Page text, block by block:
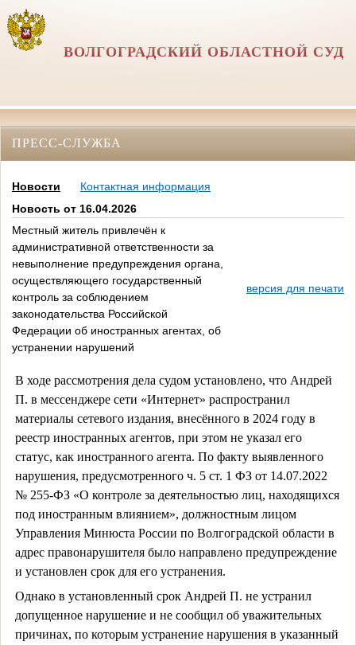
ВОЛГОГРАДСКИЙ ОБЛАСТНОЙ СУД
ПРЕСС-СЛУЖБА
Новости
Контактная информация
Новость от 16.04.2026
Местный житель привлечён к
административной ответственности за
невыполнение предупреждения органа,
осуществляющего государственный
контроль за соблюдением
законодательства Российской
Федерации об иностранных агентах, об
устранении нарушений
версия для печати
В ходе рассмотрения дела судом установлено, что Андрей
П. в мессенджере сети «Интернет» распространил
материалы сетевого издания, внесённого в 2024 году в
реестр иностранных агентов, при этом не указал его
статус, как иностранного агента. По факту выявленного
нарушения, предусмотренного ч. 5 ст. 1 ФЗ от 14.07.2022
№ 255-ФЗ «О контроле за деятельностью лиц, находящихся
под иностранным влиянием», должностным лицом
Управления Минюста России по Волгоградской области в
адрес правонарушителя было направлено предупреждение
и установлен срок для его устранения.
Однако в установленный срок Андрей П. не устранил
допущенное нарушение и не сообщил об уважительных
причинах, по которым устранение нарушения в указанный